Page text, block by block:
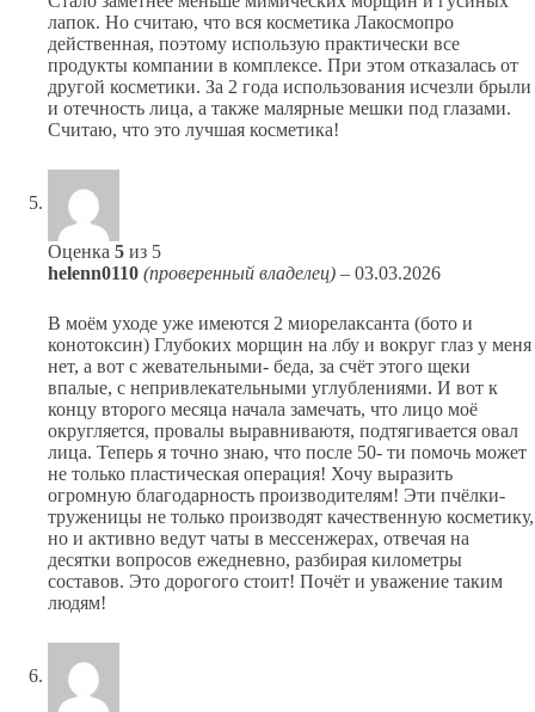
лапок. Но считаю, что вся косметика Лакосмопро
действенная, поэтому использую практически все
продукты компании в комплексе. При этом отказалась от
другой косметики. За 2 года использования исчезли брыли
и отечность лица, а также малярные мешки под глазами.
Считаю, что это лучшая косметика!
Оценка 5 из 5
helenn0110 (проверенный владелец) – 03.03.2026
В моём уходе уже имеются 2 миорелаксанта (бото и
конотоксин) Глубоких морщин на лбу и вокруг глаз у меня
нет, а вот с жевательными- беда, за счёт этого щеки
впалые, с непривлекательными углублениями. И вот к
концу второго месяца начала замечать, что лицо моё
округляется, провалы выравниваютя, подтягивается овал
лица. Теперь я точно знаю, что после 50- ти помочь может
не только пластическая операция! Хочу выразить
огромную благодарность производителям! Эти пчёлки-
труженицы не только производят качественную косметику,
но и активно ведут чаты в мессенжерах, отвечая на
десятки вопросов ежедневно, разбирая километры
составов. Это дорогого стоит! Почёт и уважение таким
людям!